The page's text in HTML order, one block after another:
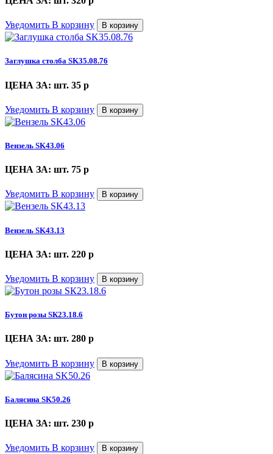
Уведомить В корзину В корзину
Заглушка столба SK35.08.76
ЦЕНА ЗА: шт. 35 p
Уведомить В корзину В корзину
Вензель SK43.06
ЦЕНА ЗА: шт. 75 p
Уведомить В корзину В корзину
Вензель SK43.13
ЦЕНА ЗА: шт. 220 p
Уведомить В корзину В корзину
Бутон розы SК23.18.6
ЦЕНА ЗА: шт. 280 p
Уведомить В корзину В корзину
Балясина SK50.26
ЦЕНА ЗА: шт. 230 p
Уведомить В корзину В корзину